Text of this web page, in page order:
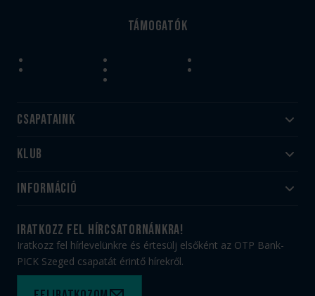
Támogatók
Csapataink
Felnőtt
Utánpótlás
Klub
#HandballFamily
Munkatársaink
PICK Aréna
Sajtóakkreditáció
Információ
Jegy- és bérletvásárlás
Webshop
iratkozz fel hírcsatornánkra!
Iratkozz fel hírlevelünkre és értesülj elsőként az OTP Bank-
PICK Szeged csapatát érintő hírekről.